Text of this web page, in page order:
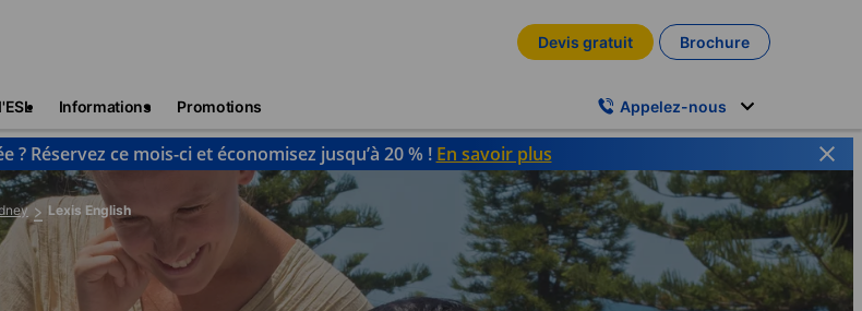
Devis gratuit Brochure
Informations Promotions Appelez-nous
Réservez ce mois-ci et économisez jusqu’à 20 % ! En savoir plus
Lexis English